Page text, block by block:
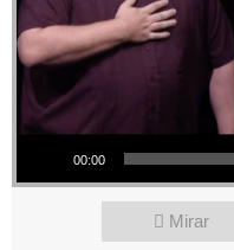
Reproductor de audio
00:00
Mirar